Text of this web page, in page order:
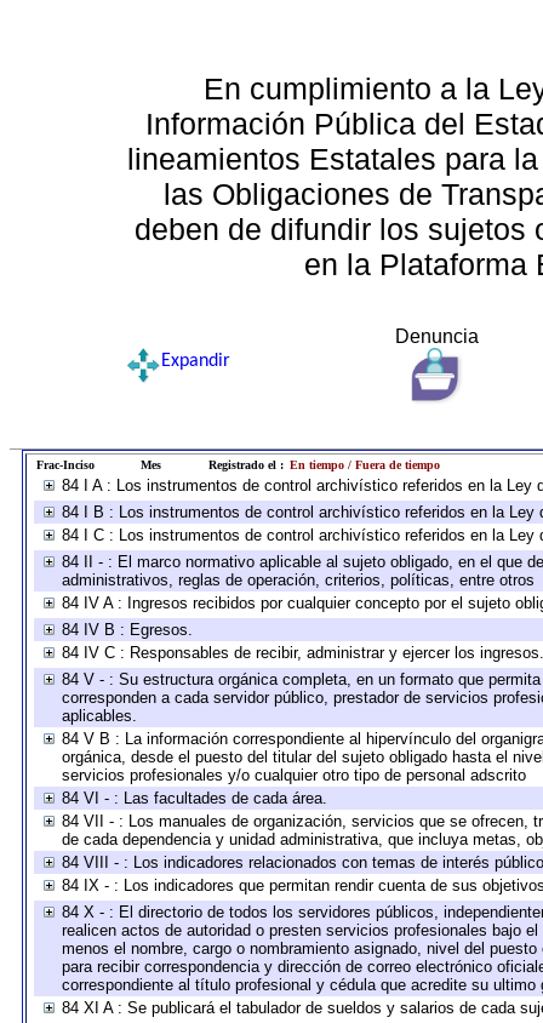
En cumplimiento a la
Información Pública del
lineamientos Estatales para
las Obligaciones de
deben de difundir los sujetos
en la Plataforma
Denuncia
Expandir
Frac-Inciso Mes Registrado el : En tiempo / Fuera de tiempo
84 I A : Los instrumentos de control archivístico referidos en la
84 I B : Los instrumentos de control archivístico referidos en la
84 I C : Los instrumentos de control archivístico referidos en la
84 II - : El marco normativo aplicable al sujeto obligado, en el que
administrativos, reglas de operación, criterios, políticas, entre otros
84 IV A : Ingresos recibidos por cualquier concepto por el sujeto
84 IV B : Egresos.
84 IV C : Responsables de recibir, administrar y ejercer los ingresos.
84 V - : Su estructura orgánica completa, en un formato que
corresponden a cada servidor público, prestador de servicios
aplicables.
84 V B : La información correspondiente al hipervínculo del
orgánica, desde el puesto del titular del sujeto obligado hasta el
servicios profesionales y/o cualquier otro tipo de personal adscrito
84 VI - : Las facultades de cada área.
84 VII - : Los manuales de organización, servicios que se
de cada dependencia y unidad administrativa, que incluya metas,
84 VIII - : Los indicadores relacionados con temas de interés
84 IX - : Los indicadores que permitan rendir cuenta de sus
84 X - : El directorio de todos los servidores públicos,
realicen actos de autoridad o presten servicios profesionales bajo
menos el nombre, cargo o nombramiento asignado, nivel del
para recibir correspondencia y dirección de correo electrónico
correspondiente al título profesional y cédula que acredite su ultimo
84 XI A : Se publicará el tabulador de sueldos y salarios de cada